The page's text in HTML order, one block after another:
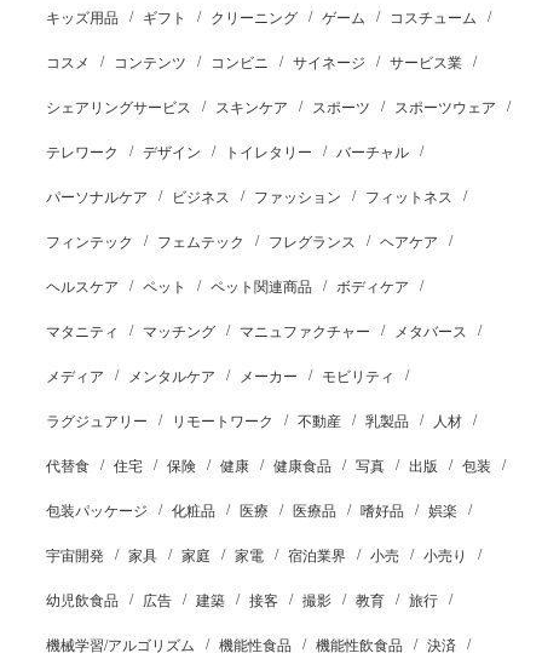
キッズ用品 ギフト クリーニング ゲーム コスチューム
コスメ コンテンツ コンビニ サイネージ サービス業
シェアリングサービス スキンケア スポーツ スポーツウェア
テレワーク デザイン トイレタリー バーチャル
パーソナルケア ビジネス ファッション フィットネス
フィンテック フェムテック フレグランス ヘアケア
ヘルスケア ペット ペット関連商品 ボディケア
マタニティ マッチング マニュファクチャー メタバース
メディア メンタルケア メーカー モビリティ
ラグジュアリー リモートワーク 不動産 乳製品 人材
代替食 住宅 保険 健康 健康食品 写真 出版 包装
包装パッケージ 化粧品 医療 医療品 嗜好品 娯楽
宇宙開発 家具 家庭 家電 宿泊業界 小売 小売り
幼児飲食品 広告 建築 接客 撮影 教育 旅行
機械学習/アルゴリズム 機能性食品 機能性飲食品 決済